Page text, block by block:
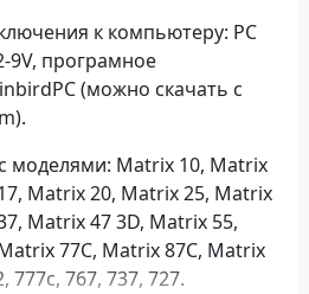
к компьютеру: PC
9V, програмное
(можно скачать с
моделями: Matrix 10, Matrix
Matrix 20, Matrix 25, Matrix
Matrix 47 3D, Matrix 55,
77C, Matrix 87C, Matrix
777c, 767, 737, 727.